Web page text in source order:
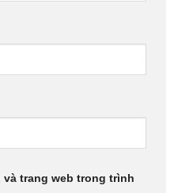
trang web trong trình